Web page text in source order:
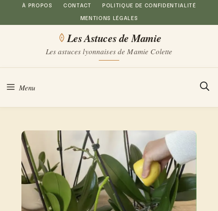
Aller
au
À PROPOS CONTACT POLITIQUE DE CONFIDENTIALITÉ
MENTIONS LÉGALES
Les Astuces de Mamie
Les astuces lyonnaises de Mamie Colette
Menu